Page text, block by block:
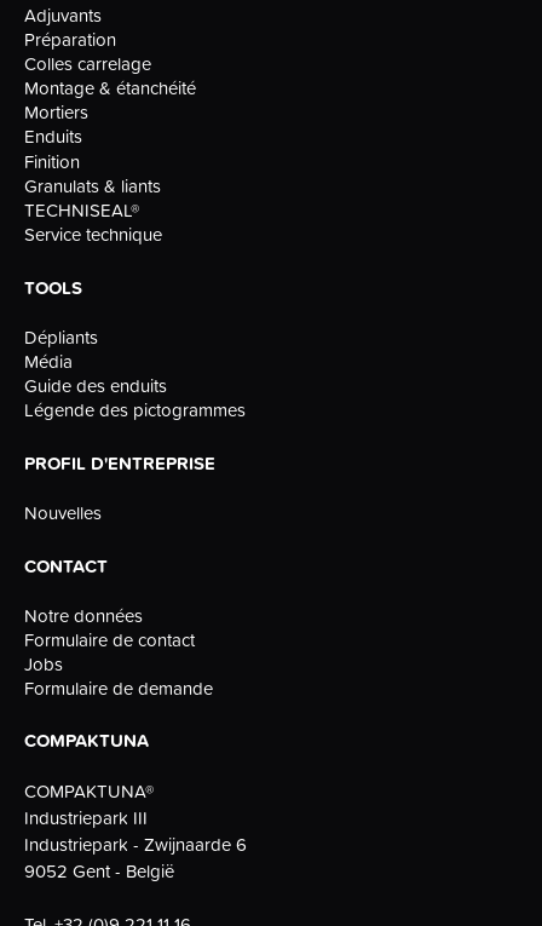
Adjuvants
Préparation
Colles carrelage
Montage & étanchéité
Mortiers
Enduits
Finition
Granulats & liants
TECHNISEAL®
Service technique
TOOLS
Dépliants
Média
Guide des enduits
Légende des pictogrammes
PROFIL D'ENTREPRISE
Nouvelles
CONTACT
Notre données
Formulaire de contact
Jobs
Formulaire de demande
COMPAKTUNA
COMPAKTUNA®
Industriepark III
Industriepark - Zwijnaarde 6
9052 Gent - België